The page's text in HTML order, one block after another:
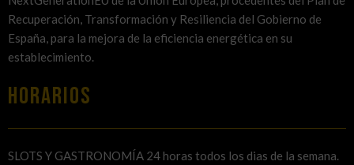
Recuperación, Transformación y Resiliencia del Gobierno de
España, para la mejora de la eficiencia energética en su
establecimiento.
HORARIOS
SLOTS Y GASTRONOMÍA 24 horas todos los dias de la semana.